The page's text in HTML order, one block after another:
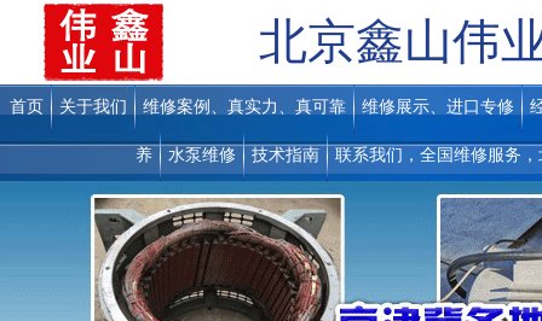
北京鑫山伟
首页 关于我们 维修案例、真实力、真可靠 维修展示、进口专修
养 水泵维修 技术指南 联系我们，全国维修服务